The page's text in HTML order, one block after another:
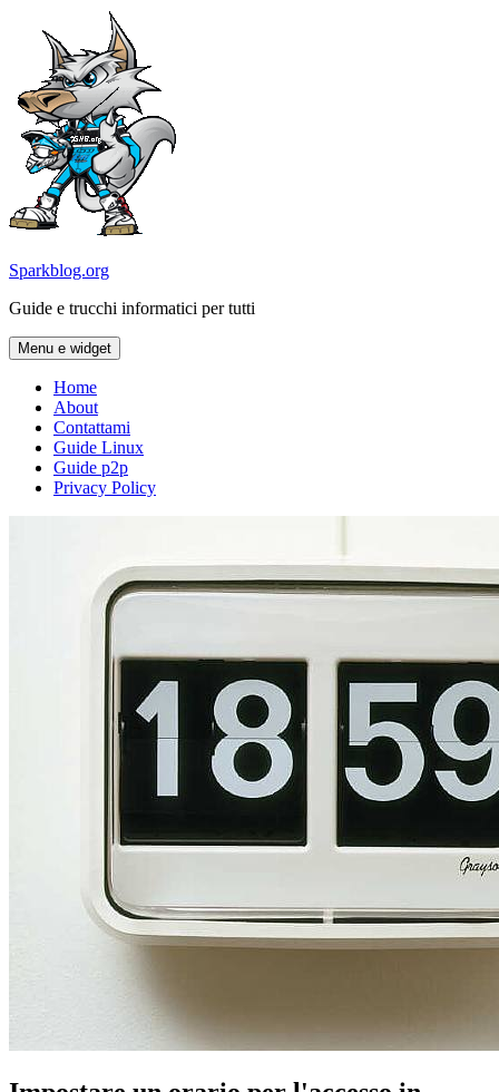
contenuto
Sparkblog.org
Guide e trucchi informatici per tutti
Menu e widget
Home
About
Contattami
Guide Linux
Guide p2p
Privacy Policy